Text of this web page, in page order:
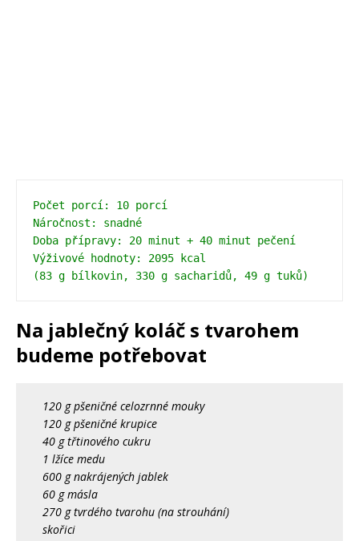
Počet porcí: 10 porcí
Náročnost: snadné
Doba přípravy: 20 minut + 40 minut pečení
Výživové hodnoty: 2095 kcal
(83 g bílkovin, 330 g sacharidů, 49 g tuků)
Na jablečný koláč s tvarohem
budeme potřebovat
120 g pšeničné celozrnné mouky
120 g pšeničné krupice
40 g třtinového cukru
1 lžíce medu
600 g nakrájených jablek
60 g másla
270 g tvrdého tvarohu (na strouhání)
skořici